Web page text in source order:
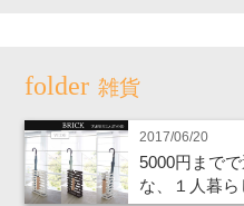
雑貨
2017/06/20
5000円まで
な、１人暮